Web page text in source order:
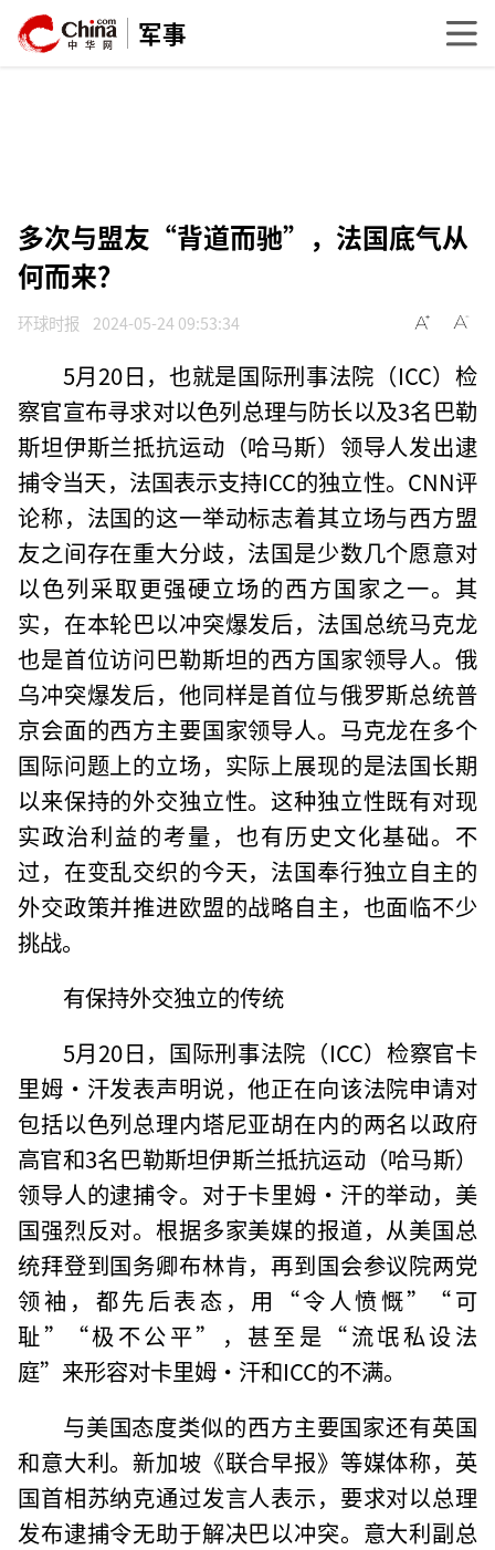
军事
多次与盟友“背道而驰”，法国底气从
何而来？
环球时报 2024-05-24 09:53:34
5月20日，也就是国际刑事法院（ICC）检
察官宣布寻求对以色列总理与防长以及3名巴勒
斯坦伊斯兰抵抗运动（哈马斯）领导人发出逮
捕令当天，法国表示支持ICC的独立性。CNN评
论称，法国的这一举动标志着其立场与西方盟
友之间存在重大分歧，法国是少数几个愿意对
以色列采取更强硬立场的西方国家之一。其
实，在本轮巴以冲突爆发后，法国总统马克龙
也是首位访问巴勒斯坦的西方国家领导人。俄
乌冲突爆发后，他同样是首位与俄罗斯总统普
京会面的西方主要国家领导人。马克龙在多个
国际问题上的立场，实际上展现的是法国长期
以来保持的外交独立性。这种独立性既有对现
实政治利益的考量，也有历史文化基础。不
过，在变乱交织的今天，法国奉行独立自主的
外交政策并推进欧盟的战略自主，也面临不少
挑战。
有保持外交独立的传统
5月20日，国际刑事法院（ICC）检察官卡
里姆·汗发表声明说，他正在向该法院申请对
包括以色列总理内塔尼亚胡在内的两名以政府
高官和3名巴勒斯坦伊斯兰抵抗运动（哈马斯）
领导人的逮捕令。对于卡里姆·汗的举动，美
国强烈反对。根据多家美媒的报道，从美国总
统拜登到国务卿布林肯，再到国会参议院两党
领袖，都先后表态，用“令人愤慨”“可
耻”“极不公平”，甚至是“流氓私设法
庭”来形容对卡里姆·汗和ICC的不满。
与美国态度类似的西方主要国家还有英国
和意大利。新加坡《联合早报》等媒体称，英
国首相苏纳克通过发言人表示，要求对以总理
发布逮捕令无助于解决巴以冲突。意大利副总